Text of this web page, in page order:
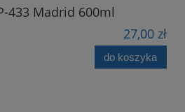
433 Madrid 600ml
27,00 zł
do koszyka